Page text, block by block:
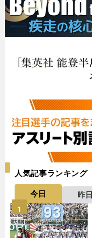
人気記事ランキング
今日 昨日
1